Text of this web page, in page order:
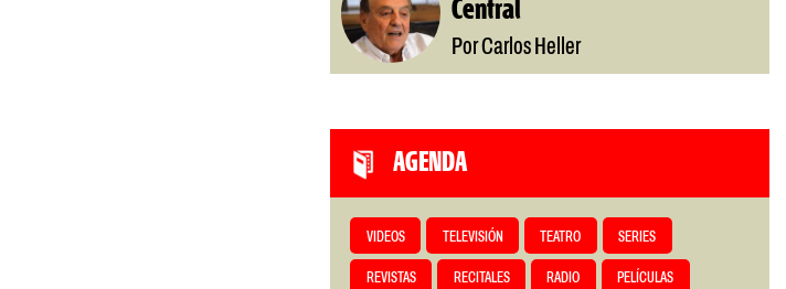
Central
Por Carlos Heller
AGENDA
VIDEOS TELEVISIÓN TEATRO SERIES
REVISTAS RECITALES RADIO PELÍCULAS